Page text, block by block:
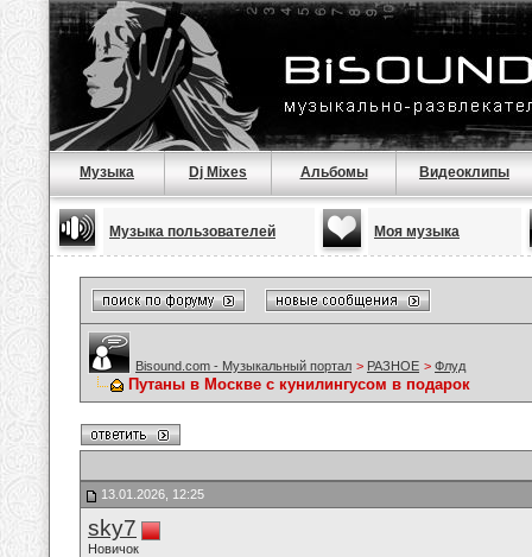
Музыка Dj Mixes Альбомы Видеоклипы
Музыка пользователей Моя музыка
Bisound.com - Музыкальный портал > РАЗНОЕ > Флуд
Путаны в Москве с кунилингусом в подарок
13.01.2026, 12:25
sky7
Новичок